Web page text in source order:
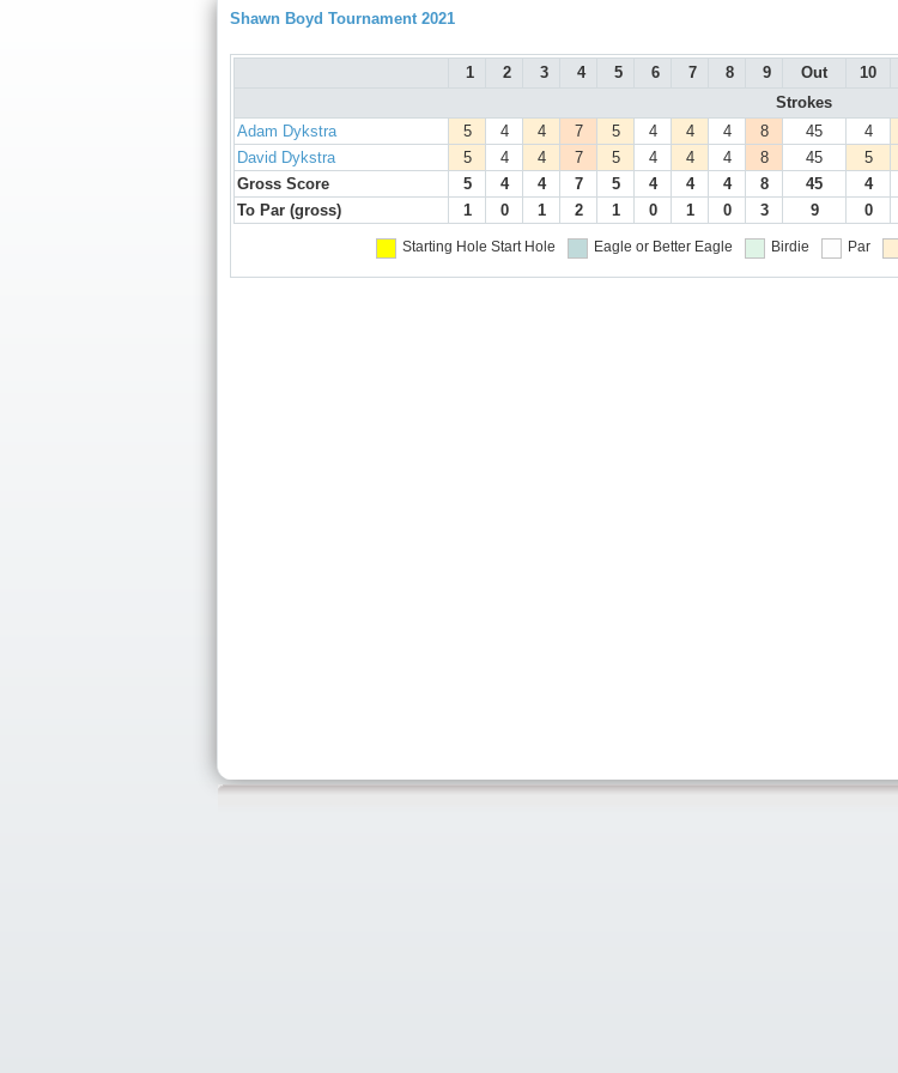
Shawn Boyd Tournament 2021
1 2 3 4 5 6 7 8 9 Out 10
Strokes
Adam Dykstra
5 4 4 7 5 4 4 4 8 45 4
David Dykstra
5 4 4 7 5 4 4 4 8 45 5
Gross Score
5 4 4 7 5 4 4 4 8 45 4
To Par (gross)
1 0 1 2 1 0 1 0 3 9 0
Starting Hole Start Hole Eagle or Better Eagle Birdie Par